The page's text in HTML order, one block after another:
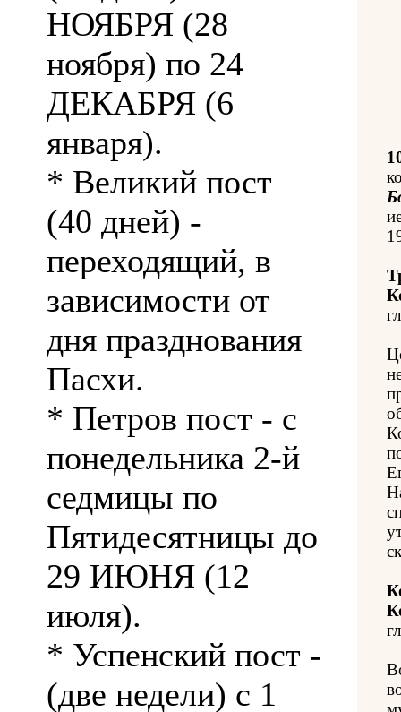
НОЯБРЯ (28
ноября) по 24
ДЕКАБРЯ (6
января).
* Великий пост
(40 дней) -
переходящий, в
зависимости от
дня празднования
Пасхи.
* Петров пост - с
понедельника 2-й
седмицы по
Пятидесятницы до
29 ИЮНЯ (12
июля).
* Успенский пост -
(две недели) с 1